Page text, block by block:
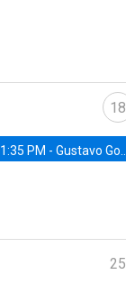
18
1:35 PM - Gustavo González, Banco Central de Chile
25